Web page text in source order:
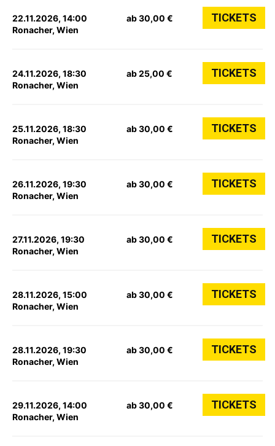
22.11.2026, 14:00
Ronacher, Wien
ab 30,00 € TICKETS
24.11.2026, 18:30
Ronacher, Wien
ab 25,00 € TICKETS
25.11.2026, 18:30
Ronacher, Wien
ab 30,00 € TICKETS
26.11.2026, 19:30
Ronacher, Wien
ab 30,00 € TICKETS
27.11.2026, 19:30
Ronacher, Wien
ab 30,00 € TICKETS
28.11.2026, 15:00
Ronacher, Wien
ab 30,00 € TICKETS
28.11.2026, 19:30
Ronacher, Wien
ab 30,00 € TICKETS
29.11.2026, 14:00
Ronacher, Wien
ab 30,00 € TICKETS